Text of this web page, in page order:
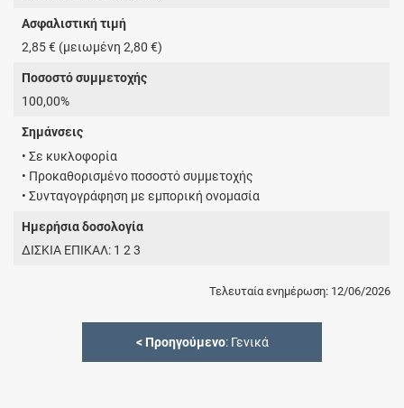
Ασφαλιστική τιμή
2,85 € (μειωμένη 2,80 €)
Ποσοστό συμμετοχής
100,00%
Σημάνσεις
• Σε κυκλοφορία
• Προκαθορισμένο ποσοστό συμμετοχής
• Συνταγογράφηση με εμπορική ονομασία
Ημερήσια δοσολογία
ΔΙΣΚΙΑ ΕΠΙΚΑΛ: 1 2 3
Τελευταία ενημέρωση: 12/06/2026
< Προηγούμενο: Γενικά